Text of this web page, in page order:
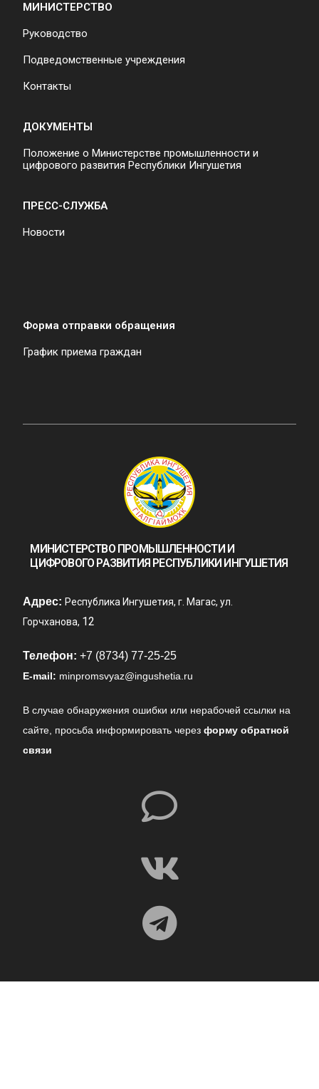
МИНИСТЕРСТВО
Руководство
Подведомственные учреждения
Контакты
ДОКУМЕНТЫ
Положение о Министерстве промышленности и
цифрового развития Республики Ингушетия
ПРЕСС-СЛУЖБА
Новости
Форма отправки обращения
График приема граждан
МИНИСТЕРСТВО ПРОМЫШЛЕННОСТИ И
ЦИФРОВОГО РАЗВИТИЯ РЕСПУБЛИКИ ИНГУШЕТИЯ
Адрес: Республика Ингушетия, г. Магас, ул.
Горчханова, 12
Телефон: +7 (8734) 77-25-25
E-mail: minpromsvyaz@ingushetia.ru
В случае обнаружения ошибки или нерабочей ссылки на
сайте, просьба информировать черезформу обратной
связи